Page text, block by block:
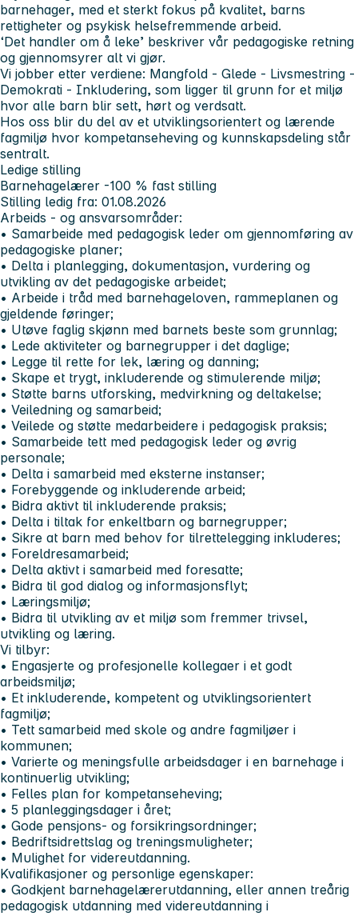
barnehager, med et sterkt fokus på kvalitet, barns
rettigheter og psykisk helsefremmende arbeid.
‘Det handler om å leke’ beskriver vår pedagogiske retning
og gjennomsyrer alt vi gjør.
Vi jobber etter verdiene: Mangfold - Glede - Livsmestring -
Demokrati - Inkludering, som ligger til grunn for et miljø
hvor alle barn blir sett, hørt og verdsatt.
Hos oss blir du del av et utviklingsorientert og lærende
fagmiljø hvor kompetanseheving og kunnskapsdeling står
sentralt.
Ledige stilling
Barnehagelærer -100 % fast stilling
Stilling ledig fra: 01.08.2026
Arbeids - og ansvarsområder:
• Samarbeide med pedagogisk leder om gjennomføring av
pedagogiske planer;
• Delta i planlegging, dokumentasjon, vurdering og
utvikling av det pedagogiske arbeidet;
• Arbeide i tråd med barnehageloven, rammeplanen og
gjeldende føringer;
• Utøve faglig skjønn med barnets beste som grunnlag;
• Lede aktiviteter og barnegrupper i det daglige;
• Legge til rette for lek, læring og danning;
• Skape et trygt, inkluderende og stimulerende miljø;
• Støtte barns utforsking, medvirkning og deltakelse;
• Veiledning og samarbeid;
• Veilede og støtte medarbeidere i pedagogisk praksis;
• Samarbeide tett med pedagogisk leder og øvrig
personale;
• Delta i samarbeid med eksterne instanser;
• Forebyggende og inkluderende arbeid;
• Bidra aktivt til inkluderende praksis;
• Delta i tiltak for enkeltbarn og barnegrupper;
• Sikre at barn med behov for tilrettelegging inkluderes;
• Foreldresamarbeid;
• Delta aktivt i samarbeid med foresatte;
• Bidra til god dialog og informasjonsflyt;
• Læringsmiljø;
• Bidra til utvikling av et miljø som fremmer trivsel,
utvikling og læring.
Vi tilbyr:
• Engasjerte og profesjonelle kollegaer i et godt
arbeidsmiljø;
• Et inkluderende, kompetent og utviklingsorientert
fagmiljø;
• Tett samarbeid med skole og andre fagmiljøer i
kommunen;
• Varierte og meningsfulle arbeidsdager i en barnehage i
kontinuerlig utvikling;
• Felles plan for kompetanseheving;
• 5 planleggingsdager i året;
• Gode pensjons- og forsikringsordninger;
• Bedriftsidrettslag og treningsmuligheter;
• Mulighet for videreutdanning.
Kvalifikasjoner og personlige egenskaper:
• Godkjent barnehagelærerutdanning, eller annen treårig
pedagogisk utdanning med videreutdanning i